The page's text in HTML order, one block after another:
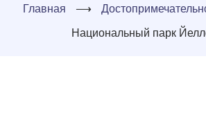
Главная ⟶
Национальный парк